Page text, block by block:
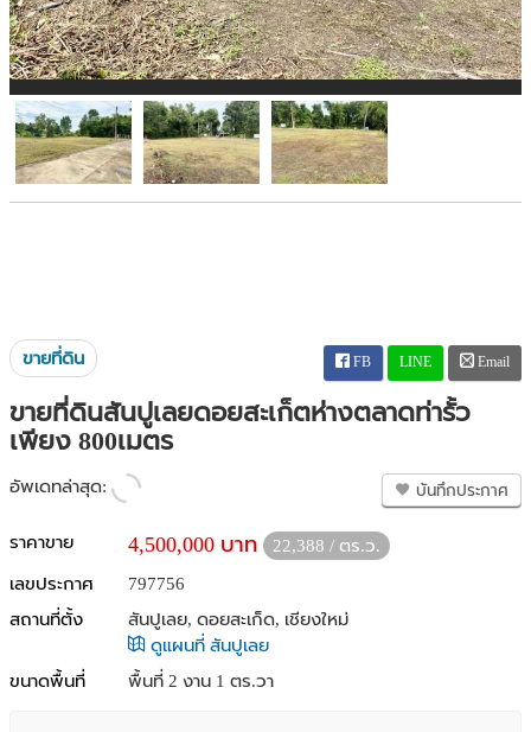
ขายที่ดิน FB LINE Email
ขายที่ดินสันปูเลยดอยสะเก็ตห่างตลาดท่ารั้ว
เพียง 800เมตร
อัพเดทล่าสุด: บันทึกประกาศ
ราคาขาย 4,500,000 บาท
22,388 / ตร.ว.
เลขประกาศ
797756
สถานที่ตั้ง
สันปูเลย, ดอยสะเก็ด, เชียงใหม่
ดูแผนที่ สันปูเลย
ขนาดพื้นที่
พื้นที่ 2 งาน 1 ตร.วา